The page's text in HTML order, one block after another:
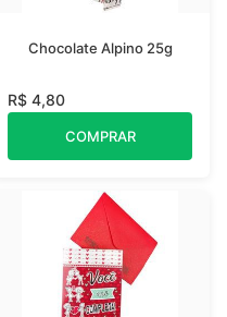
Chocolate Alpino 25g
R$ 4,80
COMPRAR